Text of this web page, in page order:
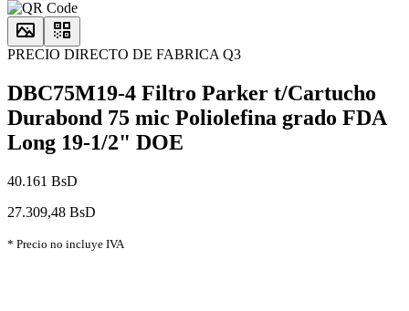
PRECIO DIRECTO DE FABRICA Q3
DBC75M19-4 Filtro Parker t/Cartucho
Durabond 75 mic Poliolefina grado FDA
Long 19-1/2" DOE
40.161 BsD
27.309,48 BsD
* Precio no incluye IVA